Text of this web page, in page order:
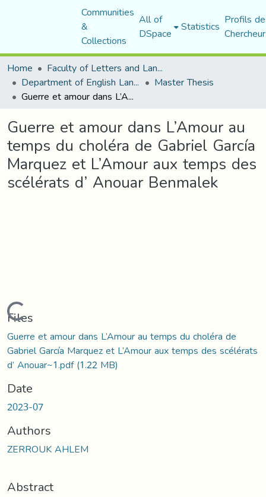
Communities
&
Collections
All of
DSpace Statistics Profils
Home
Faculty of Letters and Languages
Department of English Language and Literature Master Thesis
Guerre et amour dans L’Amour au temps du choléra de Gabriel García Marquez et L’Amour aux temps des scélérats d’ Anouar Benmalek
Guerre et amour dans L’Amour au
temps du choléra de Gabriel García
Marquez et L’Amour aux temps des
scélérats d’ Anouar Benmalek
Loading...
Files
Guerre et amour dans L’Amour au temps du choléra de
Gabriel García Marquez et L’Amour aux temps des scélérats
d’ Anouar~1.pdf(1.22 MB)
Date
2023-07
Authors
ZERROUK AHLEM
Abstract